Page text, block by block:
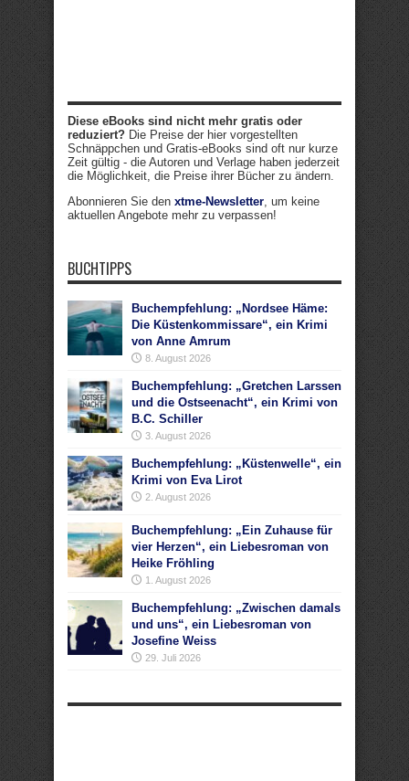
Diese eBooks sind nicht mehr gratis oder
reduziert? Die Preise der hier vorgestellten
Schnäppchen und Gratis-eBooks sind oft nur kurze
Zeit gültig - die Autoren und Verlage haben jederzeit
die Möglichkeit, die Preise ihrer Bücher zu ändern.
Abonnieren Sie den xtme-Newsletter, um keine
aktuellen Angebote mehr zu verpassen!
BUCHTIPPS
Buchempfehlung: „Nordsee Häme:
Die Küstenkommissare“, ein Krimi
von Anne Amrum
8. August 2026
Buchempfehlung: „Gretchen Larssen
und die Ostseenacht“, ein Krimi von
B.C. Schiller
3. August 2026
Buchempfehlung: „Küstenwelle“, ein
Krimi von Eva Lirot
2. August 2026
Buchempfehlung: „Ein Zuhause für
vier Herzen“, ein Liebesroman von
Heike Fröhling
1. August 2026
Buchempfehlung: „Zwischen damals
und uns“, ein Liebesroman von
Josefine Weiss
29. Juli 2026